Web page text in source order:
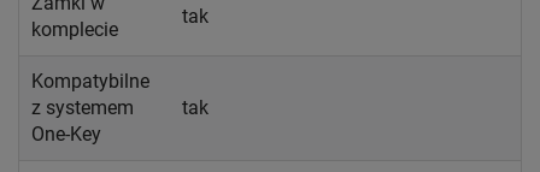
komplecie
tak
Kompatybilne
z systemem
One-Key
tak